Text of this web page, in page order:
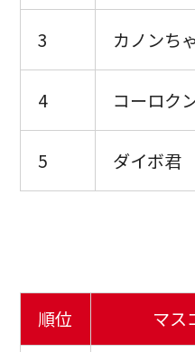
3 カノンち
4 コーロク
5 ダイボ君
順位 マス